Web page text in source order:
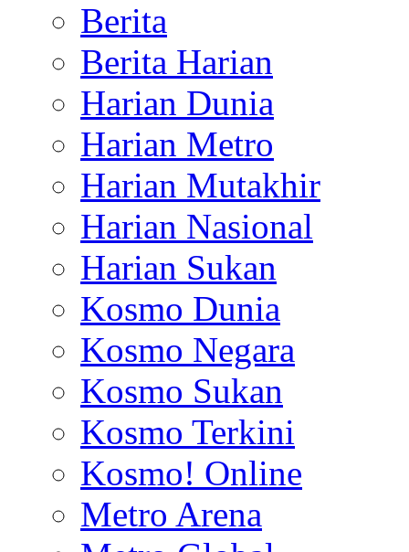
Berita
Berita Harian
Harian Dunia
Harian Metro
Harian Mutakhir
Harian Nasional
Harian Sukan
Kosmo Dunia
Kosmo Negara
Kosmo Sukan
Kosmo Terkini
Kosmo! Online
Metro Arena